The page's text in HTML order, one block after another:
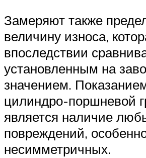
Замеряют также
величину износа,
впоследствии
установленным на
значением.
цилиндро-поршневой
является наличие
повреждений,
несимметричных.